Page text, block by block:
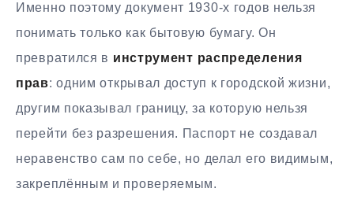
Именно поэтому документ 1930-х годов нельзя
понимать только как бытовую бумагу. Он
превратился в инструмент распределения
прав: одним открывал доступ к городской жизни,
другим показывал границу, за которую нельзя
перейти без разрешения. Паспорт не создавал
неравенство сам по себе, но делал его видимым,
закреплённым и проверяемым.